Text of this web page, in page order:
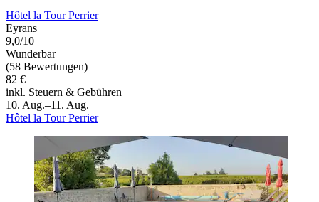
Hôtel la Tour Perrier
Eyrans
9,0/10
Wunderbar
(58 Bewertungen)
82 €
inkl. Steuern & Gebühren
10. Aug.–11. Aug.
Hôtel la Tour Perrier